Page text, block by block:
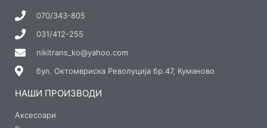
070/343-805
031/412-255
nikitrans_ko@yahoo.com
бул. Октомвриска Револуција бр.47, Куманово
НАШИ ПРОИЗВОДИ
Аксесоари